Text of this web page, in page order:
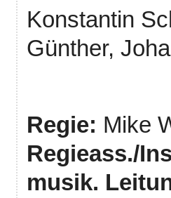
Konstantin
Günther,
Regie: Mike
Regieass./
musik.